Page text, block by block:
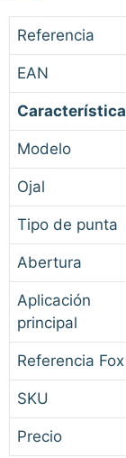
Referencia
EAN
Característica
Modelo
Ojal
Tipo de punta
Abertura
Aplicación
principal
Referencia Fox
SKU
Precio